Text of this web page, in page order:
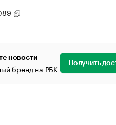
новости
бренд на РБК Получить